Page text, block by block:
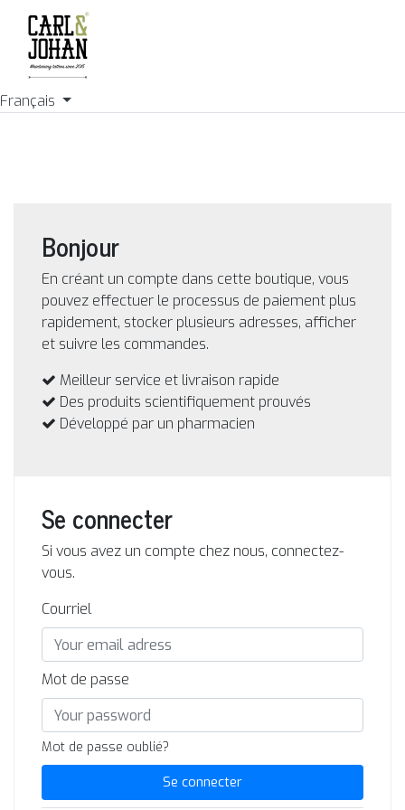
Français
Bonjour
En créant un compte dans cette boutique, vous
pouvez effectuer le processus de paiement plus
rapidement, stocker plusieurs adresses, afficher
et suivre les commandes.
Meilleur service et livraison rapide
Des produits scientifiquement prouvés
Développé par un pharmacien
Se connecter
Si vous avez un compte chez nous, connectez-
vous.
Courriel
Mot de passe
Mot de passe oublié?
Se connecter